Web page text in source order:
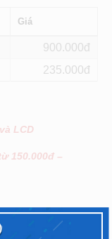
Giá
900
235
LCD
150.000đ –